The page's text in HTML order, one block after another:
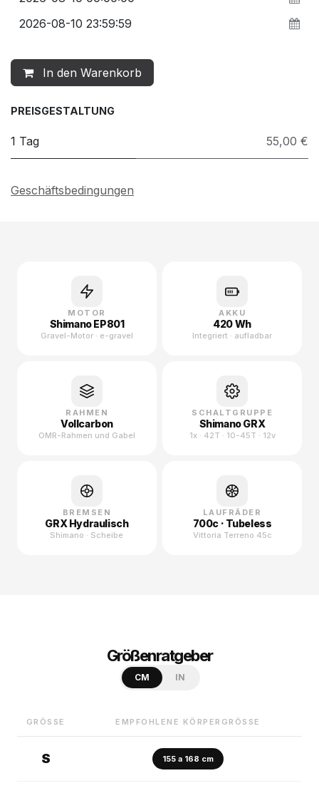
In den Warenkorb
PREISGESTALTUNG
1 Tag 55,00 €
Geschäftsbedingungen
MOTOR
Shimano EP801
Gravel-Motor · e-gravel
AKKU
420 Wh
Integriert · aufladbar
RAHMEN
Vollcarbon
OMR-Rahmen und Gabel
SCHALTGRUPPE
Shimano GRX
1x · 42T · 10-45T · 12v
BREMSEN
GRXHydraulisch
Shimano · Scheibe
LAUFRÄDER
700c · Tubeless
Vittoria Terreno 45c
Größenratgeber
CM IN
GRÖSSE EMPFOHLENE KÖRPERGRÖSSE
S 155 a 168 cm